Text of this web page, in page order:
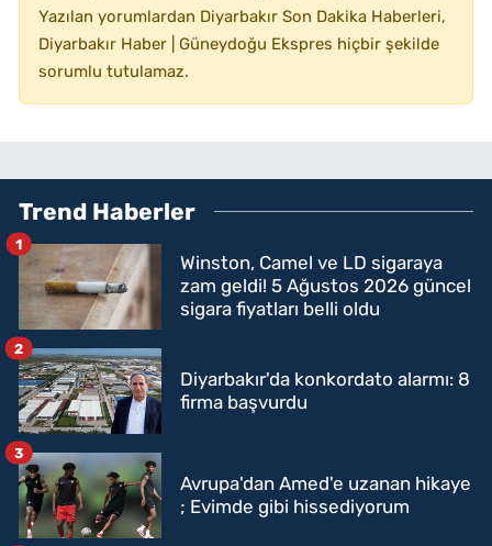
Yazılan yorumlardan Diyarbakır Son Dakika Haberleri,
Diyarbakır Haber | Güneydoğu Ekspres hiçbir şekilde
sorumlu tutulamaz.
Trend Haberler
Winston, Camel ve LD sigaraya
zam geldi! 5 Ağustos 2026 güncel
sigara fiyatları belli oldu
1
Diyarbakır'da konkordato alarmı: 8
firma başvurdu
2
Avrupa'dan Amed'e uzanan hikaye
; Evimde gibi hissediyorum
3